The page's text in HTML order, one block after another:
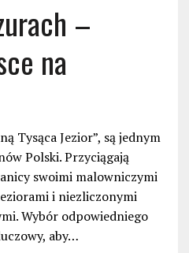
–
na
Tysąca Jezior”, są jednym
Polski. Przyciągają
swoimi malowniczymi
i niezliczonymi
Wybór odpowiedniego
aby…